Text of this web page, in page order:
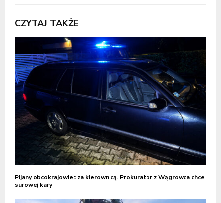
CZYTAJ TAKŻE
Pijany obcokrajowiec za kierownicą. Prokurator z Wągrowca chce
surowej kary